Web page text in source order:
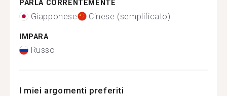
PARLA CORRENTEMENTE
Giapponese Cinese (semplificato)
IMPARA
Russo
I miei argomenti preferiti